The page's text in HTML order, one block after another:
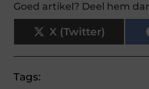
Goed artikel? Deel hem
X (Twitter)
Tags: